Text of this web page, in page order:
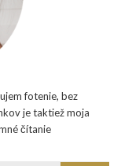
fotenie, bez
je taktiež moja
čítanie